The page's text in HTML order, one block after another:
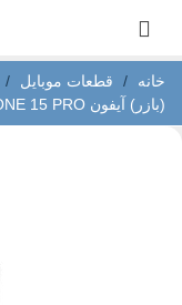
خانه / قطعات موبایل /
(بازر) آیفون IPHONE 15 PRO